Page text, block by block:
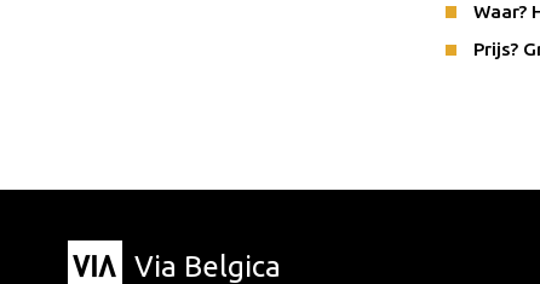
Waar?
Prijs?
Via Belgica